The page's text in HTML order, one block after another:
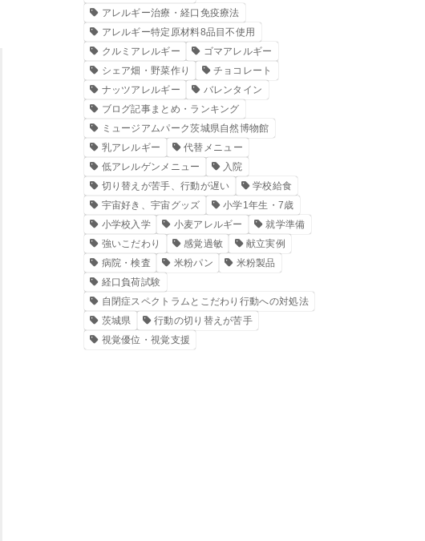
アレルギー治療・経口免疫療法
アレルギー特定原材料8品目不使用
クルミアレルギー
ゴマアレルギー
シェア畑・野菜作り
チョコレート
ナッツアレルギー
バレンタイン
ブログ記事まとめ・ランキング
ミュージアムパーク茨城県自然博物館
乳アレルギー
代替メニュー
低アレルゲンメニュー
入院
切り替えが苦手、行動が遅い
学校給食
宇宙好き、宇宙グッズ
小学1年生・7歳
小学校入学
小麦アレルギー
就学準備
強いこだわり
感覚過敏
献立実例
病院・検査
米粉パン
米粉製品
経口負荷試験
自閉症スペクトラムとこだわり行動への対処法
茨城県
行動の切り替えが苦手
視覚優位・視覚支援